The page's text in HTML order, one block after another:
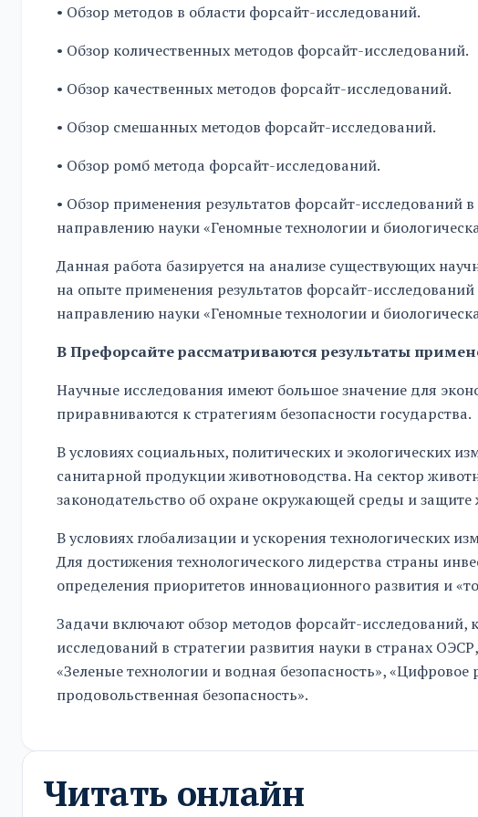
• Обзор методов в области форсайт-исследований.
• Обзор количественных методов форсайт-исследований.
• Обзор качественных методов форсайт-исследований.
• Обзор смешанных методов форсайт-исследований.
• Обзор ромб метода форсайт-исследований.
• Обзор применения результатов форсайт-исследований
направлению науки «Геномные технологии и
Данная работа базируется на анализе существующих
на опыте применения результатов форсайт-
направлению науки «Геномные технологии и
В Префорсайте рассматриваются результаты
Научные исследования имеют большое значение для
приравниваются к стратегиям безопасности государства.
В условиях социальных, политических и экологических
санитарной продукции животноводства. На сектор
законодательство об охране окружающей среды и
В условиях глобализации и ускорения технологических
Для достижения технологического лидерства страны
определения приоритетов инновационного развития и
Задачи включают обзор методов форсайт-исследований,
исследований в стратегии развития науки в странах
«Зеленые технологии и водная безопасность»,
продовольственная безопасность».
Читать онлайн